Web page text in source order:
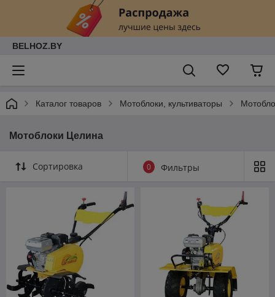
BELHOZ.BY
Каталог товаров Мотоблоки, культиваторы
Мотоблоки Целина
Сортировка 0 Фильтры